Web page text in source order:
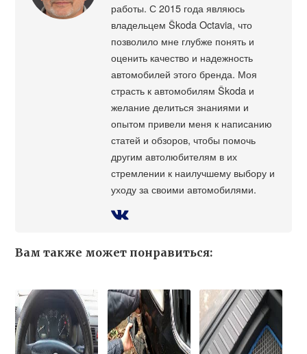
работы. С 2015 года являюсь
владельцем Škoda Octavia, что
позволило мне глубже понять и
оценить качество и надежность
автомобилей этого бренда. Моя
страсть к автомобилям Škoda и
желание делиться знаниями и
опытом привели меня к написанию
статей и обзоров, чтобы помочь
другим автолюбителям в их
стремлении к наилучшему выбору и
уходу за своими автомобилями.
Вам также может понравиться: